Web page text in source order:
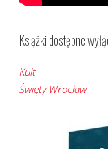
Książki dostępne
Kult
Święty Wrocław